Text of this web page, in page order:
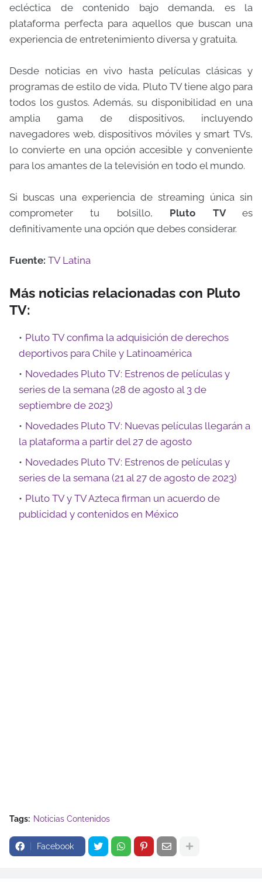
ecléctica de contenido bajo demanda, es la
plataforma perfecta para aquellos que buscan una
experiencia de entretenimiento diversa y gratuita.
Desde noticias en vivo hasta películas clásicas y
programas de estilo de vida, Pluto TV tiene algo para
todos los gustos. Además, su disponibilidad en una
amplia gama de dispositivos, incluyendo
navegadores web, dispositivos móviles y smart TVs,
lo convierte en una opción accesible y conveniente
para los amantes de la televisión en todo el mundo.
Si buscas una experiencia de streaming única sin
comprometer tu bolsillo, Pluto TVes
definitivamente una opción que debes considerar.
Fuente: TV Latina
Más noticias relacionadas con Pluto
TV:
Pluto TV confima la adquisición de derechos
deportivos para Chile y Latinoamérica
Novedades Pluto TV: Estrenos de películas y
series de la semana (28 de agosto al 3 de
septiembre de 2023)
Novedades Pluto TV: Nuevas películas llegarán a
la plataforma a partir del 27 de agosto
Novedades Pluto TV: Estrenos de películas y
series de la semana (21 al 27 de agosto de 2023)
Pluto TV y TV Azteca firman un acuerdo de
publicidad y contenidos en México
Tags: Noticias Contenidos
Facebook